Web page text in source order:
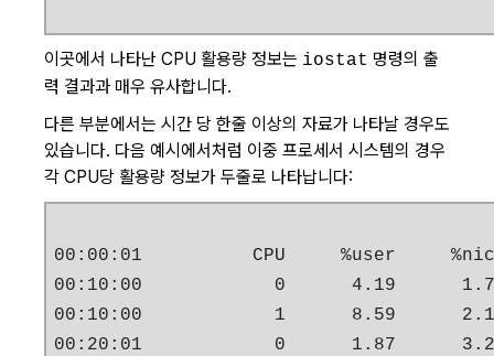
이곳에서 나타난 CPU 활용량 정보는 iostat 명령의 출
력 결과과 매우 유사합니다.
다른 부분에서는 시간 당 한줄 이상의 자료가 나타날 경우도
있습니다. 다음 예시에서처럼 이중 프로세서 시스템의 경우
각 CPU당 활용량 정보가 두줄로 나타납니다:
00:00:01          CPU     %user
00:10:00            0      4.19
00:10:00            1      8.59
00:20:01            0      1.87